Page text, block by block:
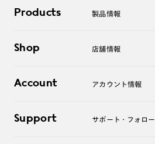
Products 製品情報
サングラス
コンタクトレンズ
アクセサリー
Shop 店舗情報
オンラインショップ
Account アカウント情報
ログアウト
Support サポート・フォロー